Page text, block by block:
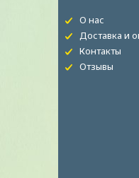
О нас
Доставка и
Контакты
Отзывы